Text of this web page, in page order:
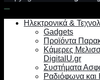
Ηλεκτρονικά &
Gadgets
Προϊόντα
Κάμερες
DigitalU.gr
Συστήματα
Ραδιόφωνα